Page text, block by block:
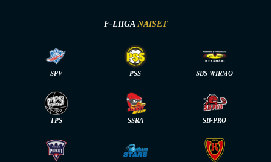
F-LIIGA NAISET
SPV PSS SBS WIRMO
TPS SSRA SB-PRO